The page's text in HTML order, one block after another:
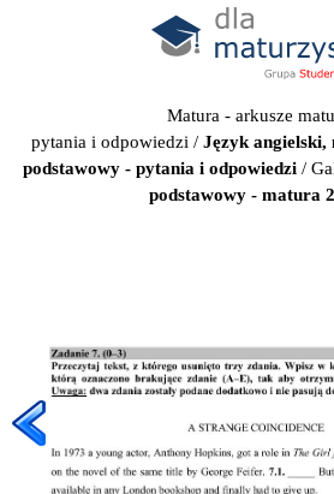
Matura - arkusze
pytania i odpowiedzi / Język angielski,
podstawowy - pytania i odpowiedzi/
podstawowy - matura